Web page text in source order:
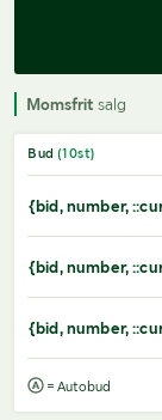
Momsfrit salg
Bud (10st)
{bid, number,
{bid, number,
{bid, number,
= Autobud